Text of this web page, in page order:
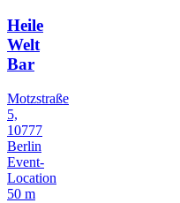
Heile
Welt
Bar
Motzstraße
5,
10777
Berlin
Event-
Location
50 m